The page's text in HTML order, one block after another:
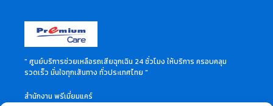
" ศูนย์บริการช่วยเหลือรถเสียฉุกเฉิน 24 ชั่วโมง ให้บริการ ครอบคลุม
รวดเร็ว มั่นใจทุกเส้นทาง ทั่วประเทศไทย "
สำนักงาน พรีเมี่ยมแคร์